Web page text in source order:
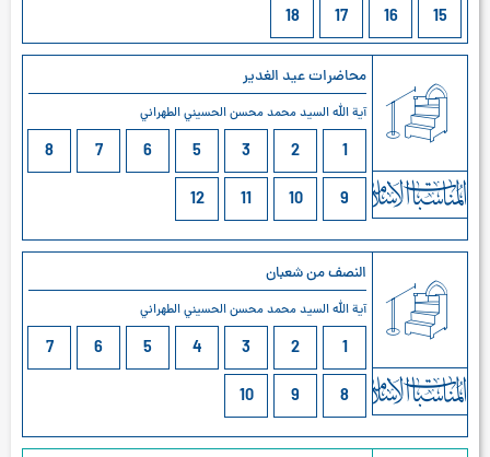
15
16
17
18
محاضرات عيد الغدير
آية الله السيد محمد محسن الحسيني الطهراني
1
2
3
5
6
7
8
9
10
11
12
النصف من شعبان
آية الله السيد محمد محسن الحسيني الطهراني
1
2
3
4
5
6
7
8
9
10